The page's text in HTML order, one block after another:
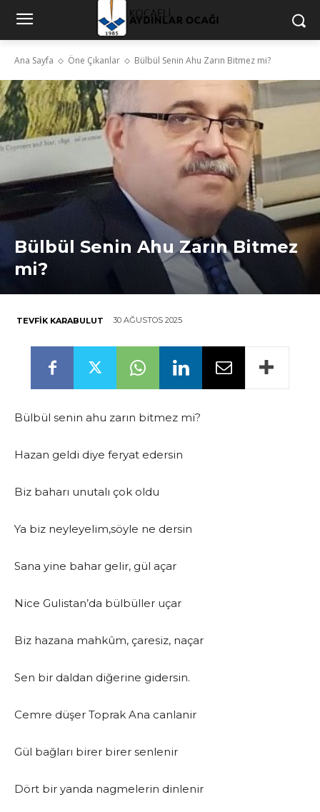
Ana Sayfa Öne Çıkanlar Bülbül Senin Ahu Zarın Bitmez mi?
Bülbül Senin Ahu Zarın Bitmez
mi?
TEVFIK KARABULUT 30 AĞUSTOS 2025
Bülbül senin ahu zarın bitmez mi?
Hazan geldi diye feryat edersin
Biz baharı unutalı çok oldu
Ya biz neyleyelim,söyle ne dersin
Sana yine bahar gelir, gül açar
Nice Gulistan’da bülbüller uçar
Biz hazana mahkûm, çaresiz, naçar
Sen bir daldan diğerine gidersin.
Cemre düşer Toprak Ana canlanir
Gül bağları birer birer senlenir
Dört bir yanda nagmelerin dinlenir